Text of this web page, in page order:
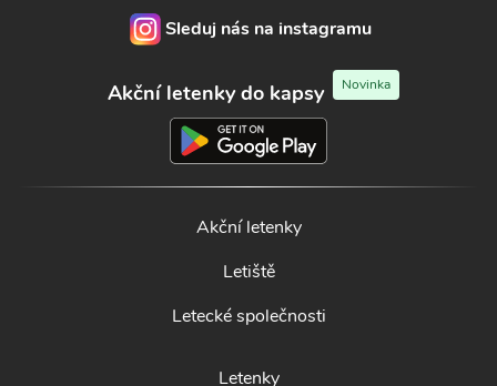
Sleduj nás na instagramu
Akční letenky do kapsy Novinka
Akční letenky
Letiště
Letecké společnosti
Letenky